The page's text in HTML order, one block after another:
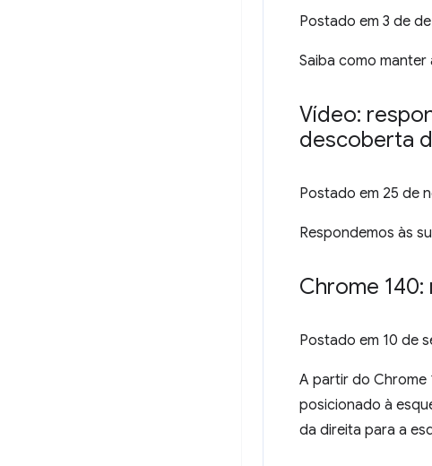
Postado em 3 de
Saiba como manter
Vídeo:
descoberta
Postado em 25 de
Respondemos às
Chrome 140:
Postado em 10 de
A partir do Chrome
posicionado à
da direita para a